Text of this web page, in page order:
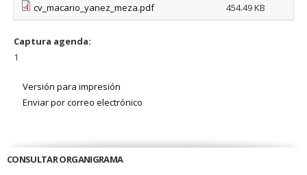
cv_macario_yanez_meza.pdf
454.49 KB
Captura agenda:
1
Versión para impresión
Enviar por correo electrónico
CONSULTAR ORGANIGRAMA